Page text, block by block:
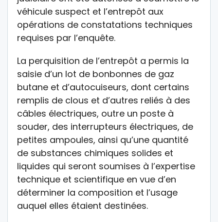
véhicule suspect et l’entrepôt aux
opérations de constatations techniques
requises par l’enquête.
La perquisition de l’entrepôt a permis la
saisie d’un lot de bonbonnes de gaz
butane et d’autocuiseurs, dont certains
remplis de clous et d’autres reliés à des
câbles électriques, outre un poste à
souder, des interrupteurs électriques, de
petites ampoules, ainsi qu’une quantité
de substances chimiques solides et
liquides qui seront soumises à l’expertise
technique et scientifique en vue d’en
déterminer la composition et l’usage
auquel elles étaient destinées.